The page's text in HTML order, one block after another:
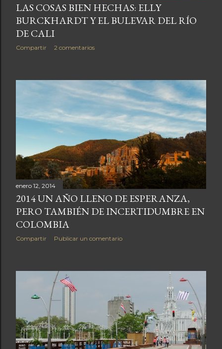
LAS COSAS BIEN HECHAS: ELLY
BURCKHARDT Y EL BULEVAR DEL RÍO
DE CALI
Compartir 2 comentarios
enero 12, 2014
2014 UN AÑO LLENO DE ESPERANZA,
PERO TAMBIÉN DE INCERTIDUMBRE EN
COLOMBIA
Compartir Publicar un comentario